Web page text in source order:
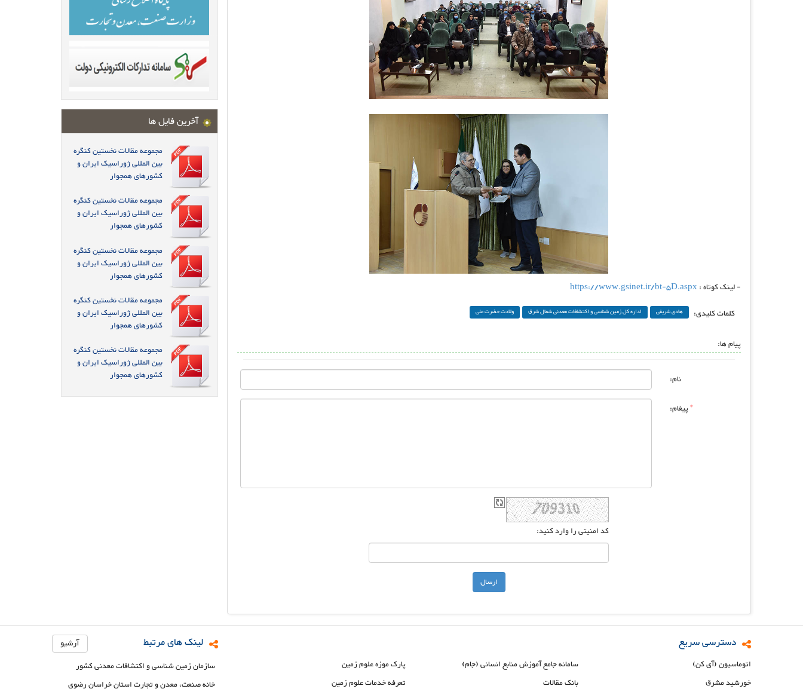
- لینک کوتاه : https://www.gsinet.ir/bt-5D.aspx
کلمات کلیدی:
هادی شریفی اداره کل زمین شناسی و اکتشافات معدنی شمال شرق ولادت حضرت علی
پیام ها:
نام:
*پیغام:
کد امنیتی را وارد کنید:
آخرین فایل ها
مجموعه مقالات نخستین کنگره
بین المللی ژوراسیک ایران و
کشورهای همجوار
مجموعه مقالات نخستین کنگره
بین المللی ژوراسیک ایران و
کشورهای همجوار
مجموعه مقالات نخستین کنگره
بین المللی ژوراسیک ایران و
کشورهای همجوار
مجموعه مقالات نخستین کنگره
بین المللی ژوراسیک ایران و
کشورهای همجوار
مجموعه مقالات نخستین کنگره
بین المللی ژوراسیک ایران و
کشورهای همجوار
دسترسی سریع
اتوماسیون (آی کن) سامانه جامع آموزش منابع انسانی (جام)
پارک موزه علوم زمین
خورشید مشرق
بانک مقالات
تعرفه خدمات علوم زمین
لینک های مرتبط آرشیو
سازمان زمین شناسی و اکتشافات معدنی کشور
خانه صنعت، معدن و تجارت استان خراسان رضوی